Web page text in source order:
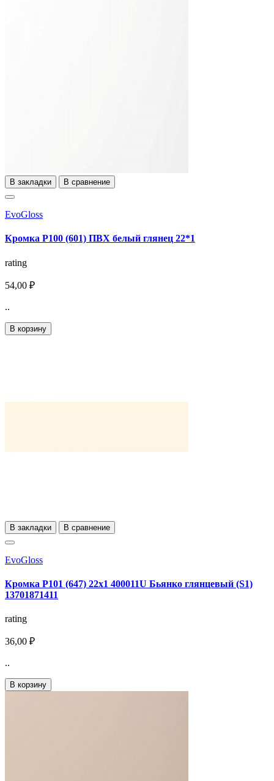
В закладки В сравнение
EvoGloss
Кромка Р100 (601) ПВХ белый глянец 22*1
rating
54,00 ₽
..
В корзину
В закладки В сравнение
EvoGloss
Кромка Р101 (647) 22х1 400011U Бьянко глянцевый (S1)
13701871411
rating
36,00 ₽
..
В корзину